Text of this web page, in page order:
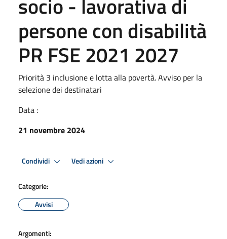
socio - lavorativa di
persone con disabilità
PR FSE 2021 2027
Priorità 3 inclusione e lotta alla povertà. Avviso per la
selezione dei destinatari
Data :
21 novembre 2024
Condividi Vedi azioni
Categorie:
Avvisi
Argomenti: